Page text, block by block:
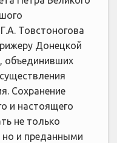
Товстоногова
Донецкой
объединивших
Сохранение
и настоящего
не только
но и преданными